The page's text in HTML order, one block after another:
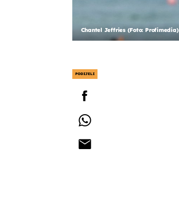
Chantel Jeffries (Foto: Profimedia)
PODIJELI